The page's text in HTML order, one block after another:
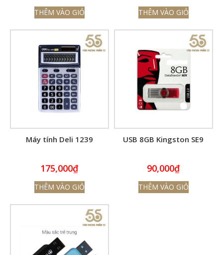
THÊM VÀO GIỎ THÊM VÀO GIỎ
Máy tính Deli 1239
175,000₫
THÊM VÀO GIỎ
USB 8GB Kingston SE9
90,000₫
THÊM VÀO GIỎ